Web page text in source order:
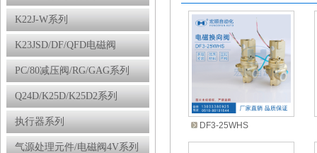
K22J-W系列
K23JSD/DF/QFD电磁阀
PC/80减压阀/RG/GAG系列
Q24D/K25D/K25D2系列
执行器系列
气源处理元件/电磁阀4V系列
DF3-25WHS